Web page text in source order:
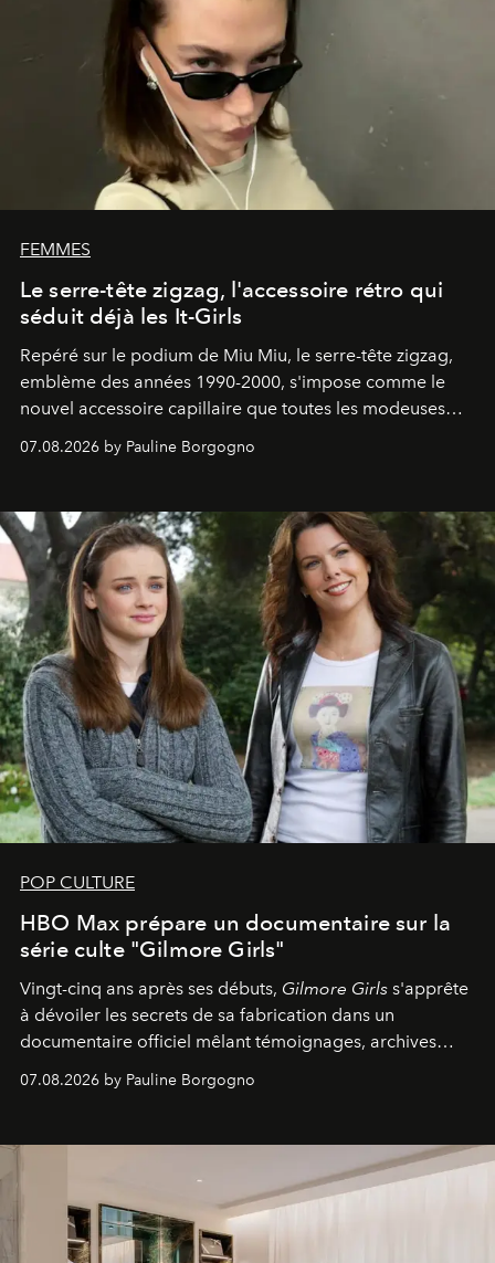
FEMMES
Le serre-tête zigzag, l'accessoire rétro qui
séduit déjà les It-Girls
Repéré sur le podium de Miu Miu, le serre-tête zigzag,
emblème des années 1990-2000, s'impose comme le
nouvel accessoire capillaire que toutes les modeuses
s'arrachent déjà.
07.08.2026 by Pauline Borgogno
POP CULTURE
HBO Max prépare un documentaire sur la
série culte "Gilmore Girls"
Vingt-cinq ans après ses débuts, Gilmore Girls s'apprête
à dévoiler les secrets de sa fabrication dans un
documentaire officiel mêlant témoignages, archives
inédites et plongée dans les coulisses d'un phénomène
générationnel.
07.08.2026 by Pauline Borgogno